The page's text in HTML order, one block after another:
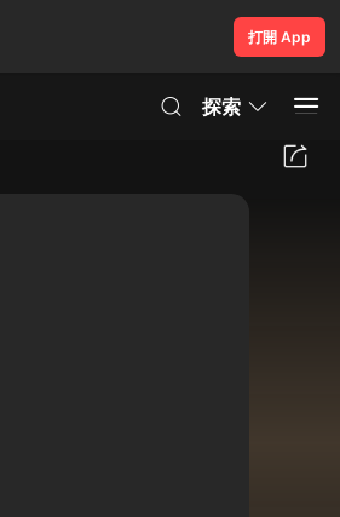
打開 App
探索